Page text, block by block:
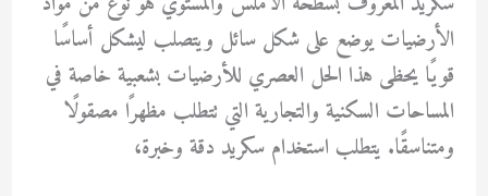
الأرضيات يوضع على شكل سائل ويتصلب ليشكل أساسًا
قويًا يحظى هذا الحل العصري للأرضيات بشعبية خاصة في
المساحات السكنية والتجارية التي تتطلب مظهرًا مصقولًا
ومتناسقًا. يتطلب استخدام سكريد دقة وخبرة،